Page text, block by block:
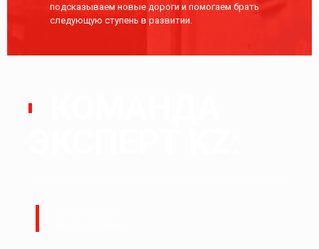
подсказываем новые дороги и помогаем брать
следующую ступень в развитии.